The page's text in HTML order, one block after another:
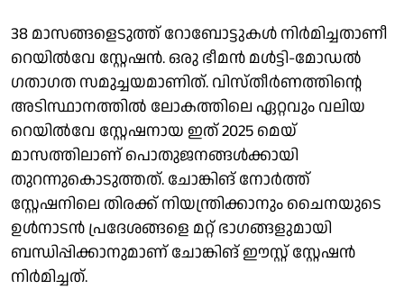
38 മാസങ്ങളെടുത്ത് റോബോട്ടുകൾ നിർമിച്ചതാണീ
റെയിൽവേ സ്റ്റേഷൻ. ഒരു ഭീമൻ മൾട്ടി-മോഡൽ
ഗതാഗത സമുച്ചയമാണിത്. വിസ്തീർണത്തിന്റെ
അടിസ്ഥാനത്തിൽ ലോകത്തിലെ ഏറ്റവും വലിയ
റെയിൽവേ സ്റ്റേഷനായ ഇത് 2025 മെയ്
മാസത്തിലാണ് പൊതുജനങ്ങൾക്കായി
തുറന്നുകൊടുത്തത്. ചോങ്കിങ് നോർത്ത്
സ്റ്റേഷനിലെ തിരക്ക് നിയന്ത്രിക്കാനും ചൈനയുടെ
ഉൾനാടൻ പ്രദേശങ്ങളെ മറ്റ് ഭാഗങ്ങളുമായി
ബന്ധിപ്പിക്കാനുമാണ് ചോങ്കിങ് ഈസ്റ്റ് സ്റ്റേഷൻ
നിർമിച്ചത്.